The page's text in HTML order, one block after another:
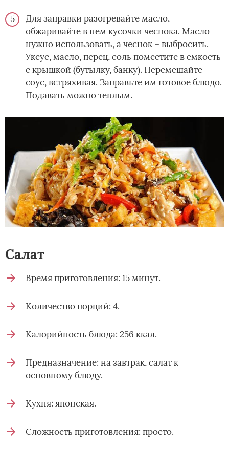
Для заправки разогревайте масло,
обжаривайте в нем кусочки чеснока. Масло
нужно использовать, а чеснок – выбросить.
Уксус, масло, перец, соль поместите в емкость
с крышкой (бутылку, банку). Перемешайте
соус, встряхивая. Заправьте им готовое блюдо.
Подавать можно теплым.
Салат
Время приготовления: 15 минут.
Количество порций: 4.
Калорийность блюда: 256 ккал.
Предназначение: на завтрак, салат к
основному блюду.
Кухня: японская.
Сложность приготовления: просто.